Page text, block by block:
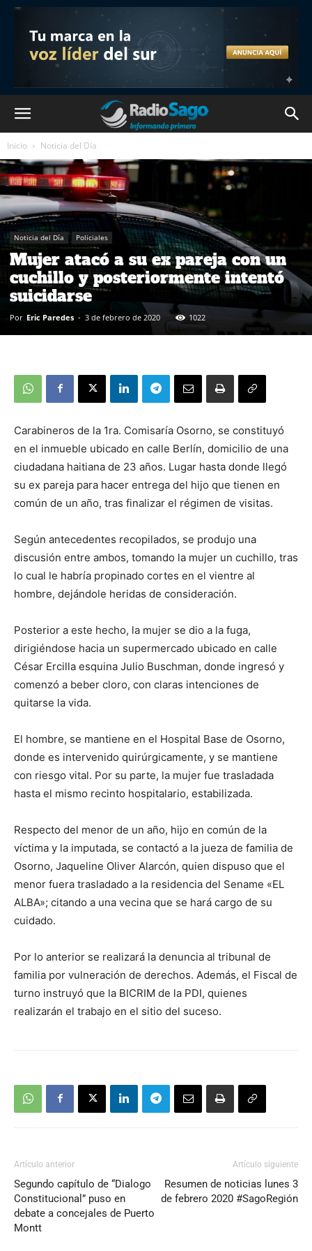
Inicio Noticia del Día
Noticia del Día Policiales
Mujer atacó a su ex pareja con un
cuchillo y posteriormente intentó
suicidarse
Por Eric Paredes - 3 de febrero de 2020 1022
Carabineros de la 1ra. Comisaría Osorno, se constituyó
en el inmueble ubicado en calle Berlín, domicilio de una
ciudadana haitiana de 23 años. Lugar hasta donde llegó
su ex pareja para hacer entrega del hijo que tienen en
común de un año, tras finalizar el régimen de visitas.
Según antecedentes recopilados, se produjo una
discusión entre ambos, tomando la mujer un cuchillo, tras
lo cual le habría propinado cortes en el vientre al
hombre, dejándole heridas de consideración.
Posterior a este hecho, la mujer se dio a la fuga,
dirigiéndose hacia un supermercado ubicado en calle
César Ercilla esquina Julio Buschman, donde ingresó y
comenzó a beber cloro, con claras intenciones de
quitarse la vida.
El hombre, se mantiene en el Hospital Base de Osorno,
donde es intervenido quirúrgicamente, y se mantiene
con riesgo vital. Por su parte, la mujer fue trasladada
hasta el mismo recinto hospitalario, estabilizada.
Respecto del menor de un año, hijo en común de la
víctima y la imputada, se contactó a la jueza de familia de
Osorno, Jaqueline Oliver Alarcón, quien dispuso que el
menor fuera trasladado a la residencia del Sename «EL
ALBA»; citando a una vecina que se hará cargo de su
cuidado.
Por lo anterior se realizará la denuncia al tribunal de
familia por vulneración de derechos. Además, el Fiscal de
turno instruyó que la BICRIM de la PDI, quienes
realizarán el trabajo en el sitio del suceso.
Artículo anterior
Segundo capítulo de “Dialogo
Constitucional” puso en
debate a concejales de Puerto
Montt
Artículo siguiente
Resumen de noticias lunes 3
de febrero 2020 #SagoRegión